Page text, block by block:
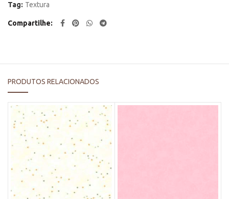
Tag: Textura
Compartilhe
PRODUTOS RELACIONADOS